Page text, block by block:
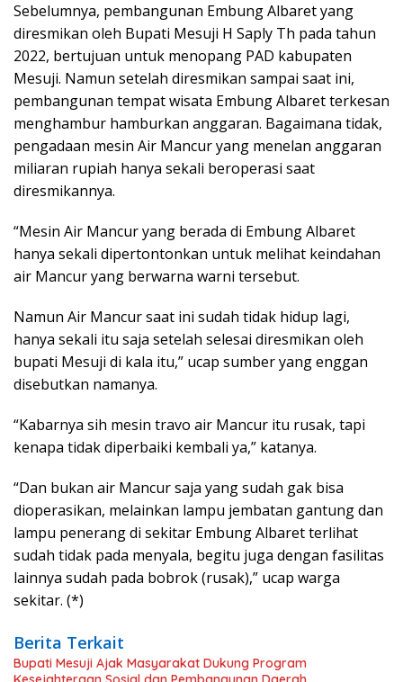
Sebelumnya, pembangunan Embung Albaret yang
diresmikan oleh Bupati Mesuji H Saply Th pada tahun
2022, bertujuan untuk menopang PAD kabupaten
Mesuji. Namun setelah diresmikan sampai saat ini,
pembangunan tempat wisata Embung Albaret terkesan
menghambur hamburkan anggaran. Bagaimana tidak,
pengadaan mesin Air Mancur yang menelan anggaran
miliaran rupiah hanya sekali beroperasi saat
diresmikannya.
“Mesin Air Mancur yang berada di Embung Albaret
hanya sekali dipertontonkan untuk melihat keindahan
air Mancur yang berwarna warni tersebut.
Namun Air Mancur saat ini sudah tidak hidup lagi,
hanya sekali itu saja setelah selesai diresmikan oleh
bupati Mesuji di kala itu,” ucap sumber yang enggan
disebutkan namanya.
“Kabarnya sih mesin travo air Mancur itu rusak, tapi
kenapa tidak diperbaiki kembali ya,” katanya.
“Dan bukan air Mancur saja yang sudah gak bisa
dioperasikan, melainkan lampu jembatan gantung dan
lampu penerang di sekitar Embung Albaret terlihat
sudah tidak pada menyala, begitu juga dengan fasilitas
lainnya sudah pada bobrok (rusak),” ucap warga
sekitar. (*)
Berita Terkait
Bupati Mesuji Ajak Masyarakat Dukung Program